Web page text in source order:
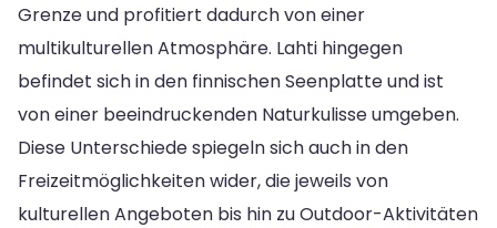
Grenze und profitiert dadurch von einer
multikulturellen Atmosphäre. Lahti hingegen
befindet sich in den finnischen Seenplatte und ist
von einer beeindruckenden Naturkulisse umgeben.
Diese Unterschiede spiegeln sich auch in den
Freizeitmöglichkeiten wider, die jeweils von
kulturellen Angeboten bis hin zu Outdoor-Aktivitäten